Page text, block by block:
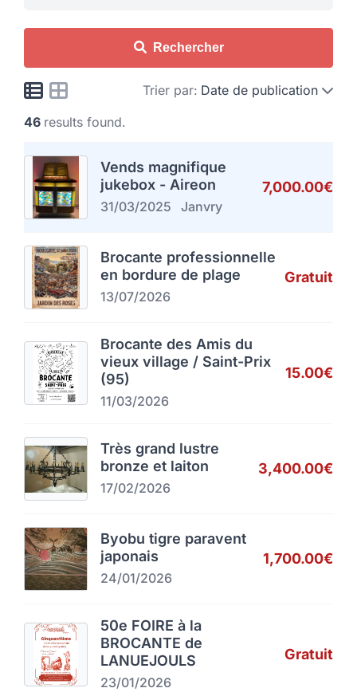
Rechercher
Trier par: Date de publication
46 results found.
Vends magnifique
jukebox - Aireon
31/03/2025 Janvry
7,000.00€
Brocante professionnelle
en bordure de plage
13/07/2026
Gratuit
Brocante des Amis du
vieux village / Saint-Prix
(95)
11/03/2026
15.00€
Très grand lustre
bronze et laiton
17/02/2026
3,400.00€
Byobu tigre paravent
japonais
24/01/2026
1,700.00€
50e FOIRE à la
BROCANTE de
LANUEJOULS
23/01/2026
Gratuit